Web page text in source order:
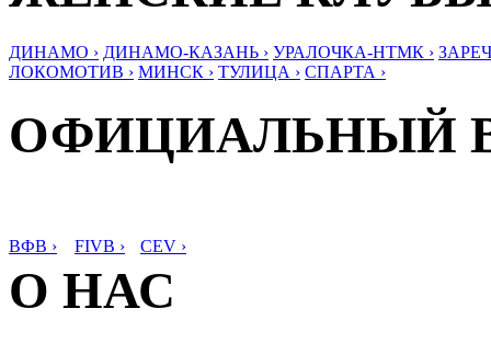
ДИНАМО › ДИНАМО-КАЗАНЬ › УРАЛОЧКА-НТМК ›
ЛОКОМОТИВ › МИНСК › ТУЛИЦА › СПАРТА ›
ОФИЦИАЛЬНЫЙ
ВФВ › FIVB › CEV ›
О НАС